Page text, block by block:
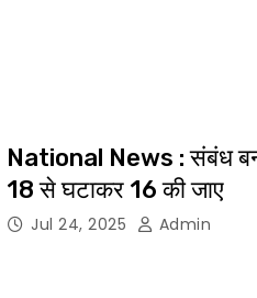
National News : संबंध
18 से घटाकर 16 की जाए
Jul 24, 2025 Admin